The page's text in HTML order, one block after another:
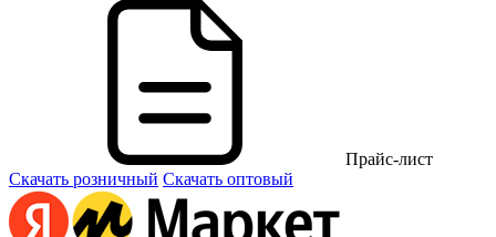
Прайс-лист
Скачать розничный Скачать оптовый